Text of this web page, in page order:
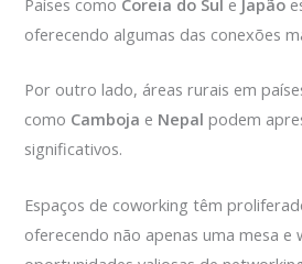
Países como Coreia do Sul e Japão
oferecendo algumas das conexões
Por outro lado, áreas rurais em
como Camboja e Nepal podem
significativos.
Espaços de coworking têm
oferecendo não apenas uma mesa